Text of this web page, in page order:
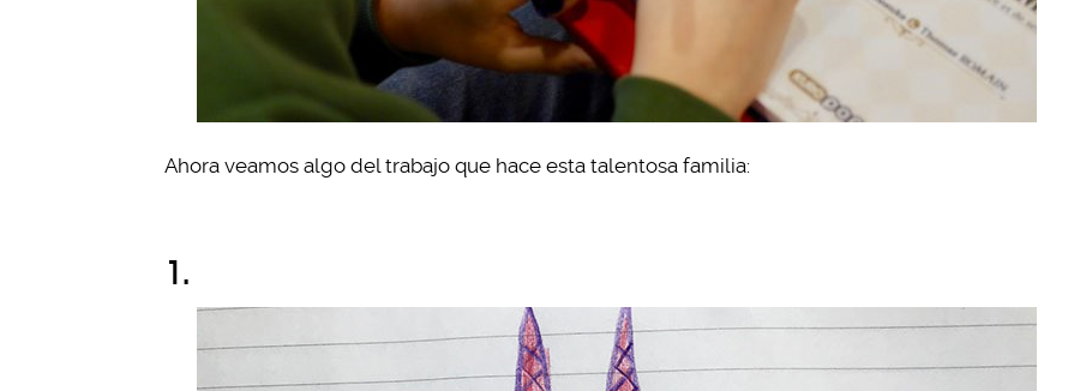
Ahora veamos algo del trabajo que hace esta talentosa familia:
1.